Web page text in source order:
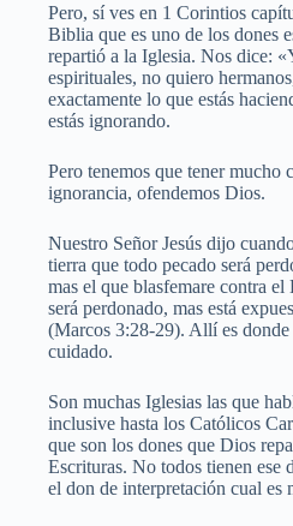
Pero, sí ves en 1 Corintios
Biblia que es uno de los dones
repartió a la Iglesia. Nos dice:
espirituales, no quiero
exactamente lo que estás
estás ignorando.
Pero tenemos que tener mucho
ignorancia, ofendemos Dios.
Nuestro Señor Jesús dijo
tierra que todo pecado será
mas el que blasfemare contra
será perdonado, mas está
(Marcos 3:28-29). Allí es donde
cuidado.
Son muchas Iglesias las que
inclusive hasta los Católicos
que son los dones que Dios
Escrituras. No todos tienen ese
el don de interpretación cual es